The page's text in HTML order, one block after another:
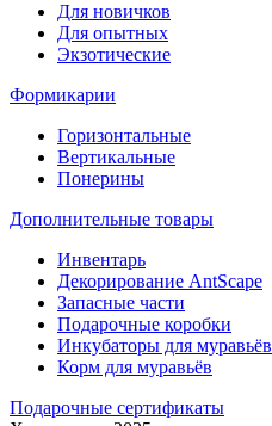
Для новичков
Для опытных
Экзотические
Формикарии
Горизонтальные
Вертикальные
Понерины
Дополнительные товары
Инвентарь
Декорирование AntScape
Запасные части
Подарочные коробки
Инкубаторы для муравьёв
Корм для муравьёв
Подарочные сертификаты